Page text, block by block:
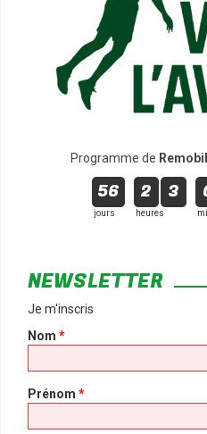
Programme de
56
jours
2 3
heures
NEWSLETTER
Je m'inscris
Nom *
Prénom *